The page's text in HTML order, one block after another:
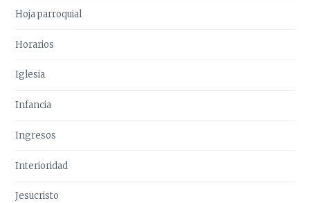
Hoja parroquial
Horarios
Iglesia
Infancia
Ingresos
Interioridad
Jesucristo